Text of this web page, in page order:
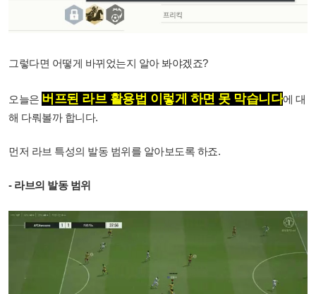
그렇다면 어떻게 바뀌었는지 알아 봐야겠죠?
오늘은 버프된 라브 활용법 이렇게 하면 못 막습니다에 대
해 다뤄볼까 합니다.
먼저 라브 특성의 발동 범위를 알아보도록 하죠.
- 라브의 발동 범위